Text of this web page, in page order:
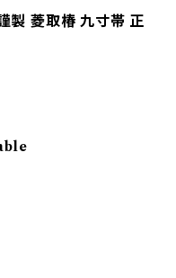
製 菱取椿 九寸帯 正